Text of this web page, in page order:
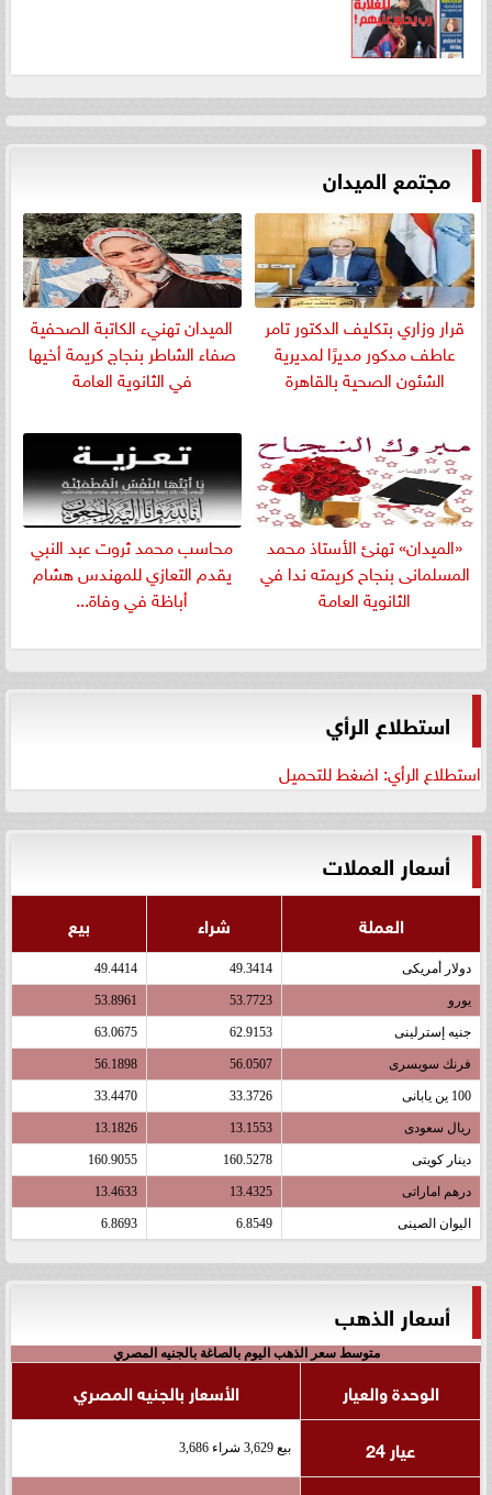
مجتمع الميدان
قرار وزاري بتكليف الدكتور تامر
عاطف مدكور مديرًا لمديرية
الشئون الصحية بالقاهرة
الميدان تهنيء الكاتبة الصحفية
صفاء الشاطر بنجاج كريمة أخيها
في الثانوية العامة
«الميدان» تهنئ الأستاذ محمد
المسلمانى بنجاح كريمته ندا في
الثانوية العامة
​محاسب محمد ثروت عبد النبي
يقدم التعازي للمهندس هشام
أباظة في وفاة...
استطلاع الرأي
استطلاع الرأي: اضغط للتحميل
أسعار العملات
العملة شراء بيع
دولار أمريكى 49.3414
49.4414
يورو 53.7723
53.8961
جنيه إسترلينى 62.9153
63.0675
فرنك سويسرى 56.0507
56.1898
100 ين يابانى 33.3726
33.4470
ريال سعودى 13.1553
13.1826
دينار كويتى 160.5278
160.9055
درهم اماراتى 13.4325
13.4633
اليوان الصينى 6.8549
6.8693
أسعار الذهب
متوسط سعر الذهب اليوم بالصاغة بالجنيه المصري
الوحدة والعيار
الأسعار بالجنيه المصري
عيار 24
بيع 3,629 شراء 3,686